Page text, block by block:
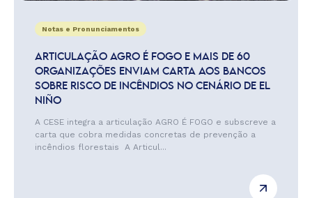
Notas e Pronunciamentos
ARTICULAÇÃO AGRO É FOGO E MAIS DE 60
ORGANIZAÇÕES ENVIAM CARTA AOS BANCOS
SOBRE RISCO DE INCÊNDIOS NO CENÁRIO DE EL
NIÑO
A CESE integra a articulação AGRO É FOGO e subscreve a
carta que cobra medidas concretas de prevenção a
incêndios florestais A Articul...